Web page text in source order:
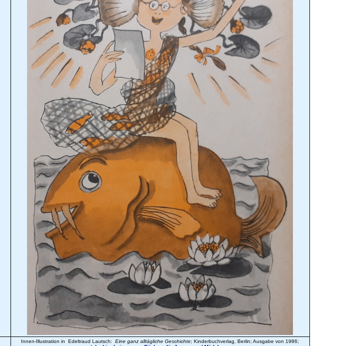
Innen-Illustration in Edeltraud Lautsch: Eine ganz alltägliche Geschichte; Kinderbuchverlag, Berlin; Ausgabe von 1986;